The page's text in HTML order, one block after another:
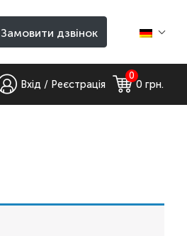
Замовити дзвінок
Вхід / Реєстрація
0
0 грн.